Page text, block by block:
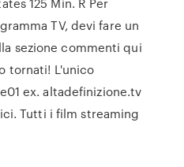
TV, devi fare un
sezione commenti qui
tornati! L'unico
ex. altadefinizione.tv
Tutti i film streaming